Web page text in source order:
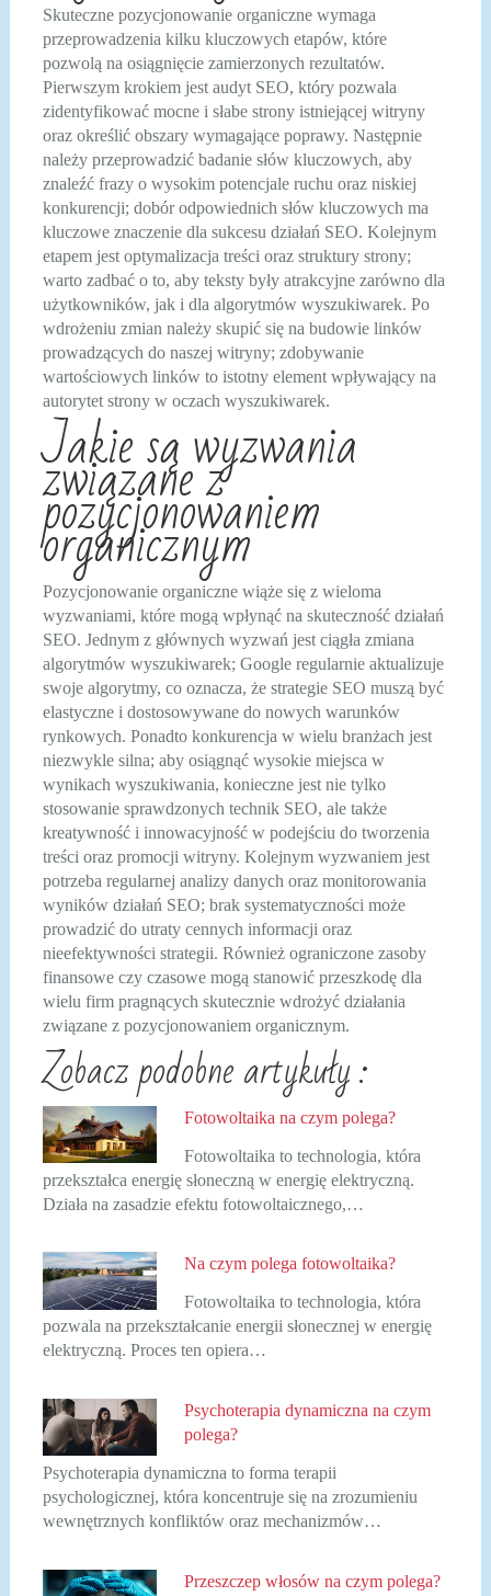
Skuteczne pozycjonowanie organiczne wymaga
przeprowadzenia kilku kluczowych etapów, które
pozwolą na osiągnięcie zamierzonych rezultatów.
Pierwszym krokiem jest audyt SEO, który pozwala
zidentyfikować mocne i słabe strony istniejącej witryny
oraz określić obszary wymagające poprawy. Następnie
należy przeprowadzić badanie słów kluczowych, aby
znaleźć frazy o wysokim potencjale ruchu oraz niskiej
konkurencji; dobór odpowiednich słów kluczowych ma
kluczowe znaczenie dla sukcesu działań SEO. Kolejnym
etapem jest optymalizacja treści oraz struktury strony;
warto zadbać o to, aby teksty były atrakcyjne zarówno dla
użytkowników, jak i dla algorytmów wyszukiwarek. Po
wdrożeniu zmian należy skupić się na budowie linków
prowadzących do naszej witryny; zdobywanie
wartościowych linków to istotny element wpływający na
autorytet strony w oczach wyszukiwarek.
Jakie są wyzwania
związane z
pozycjonowaniem
organicznym
Pozycjonowanie organiczne wiąże się z wieloma
wyzwaniami, które mogą wpłynąć na skuteczność działań
SEO. Jednym z głównych wyzwań jest ciągła zmiana
algorytmów wyszukiwarek; Google regularnie aktualizuje
swoje algorytmy, co oznacza, że strategie SEO muszą być
elastyczne i dostosowywane do nowych warunków
rynkowych. Ponadto konkurencja w wielu branżach jest
niezwykle silna; aby osiągnąć wysokie miejsca w
wynikach wyszukiwania, konieczne jest nie tylko
stosowanie sprawdzonych technik SEO, ale także
kreatywność i innowacyjność w podejściu do tworzenia
treści oraz promocji witryny. Kolejnym wyzwaniem jest
potrzeba regularnej analizy danych oraz monitorowania
wyników działań SEO; brak systematyczności może
prowadzić do utraty cennych informacji oraz
nieefektywności strategii. Również ograniczone zasoby
finansowe czy czasowe mogą stanowić przeszkodę dla
wielu firm pragnących skutecznie wdrożyć działania
związane z pozycjonowaniem organicznym.
Zobacz podobne artykuły :
Fotowoltaika na czym polega?
Fotowoltaika to technologia, która
przekształca energię słoneczną w energię elektryczną.
Działa na zasadzie efektu fotowoltaicznego,…
Na czym polega fotowoltaika?
Fotowoltaika to technologia, która
pozwala na przekształcanie energii słonecznej w energię
elektryczną. Proces ten opiera…
Psychoterapia dynamiczna na czym
polega?
Psychoterapia dynamiczna to forma terapii
psychologicznej, która koncentruje się na zrozumieniu
wewnętrznych konfliktów oraz mechanizmów…
Przeszczep włosów na czym polega?